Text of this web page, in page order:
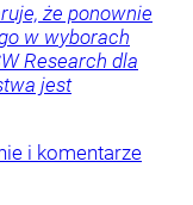
że ponownie
w wyborach
Research dla
jest
i komentarze